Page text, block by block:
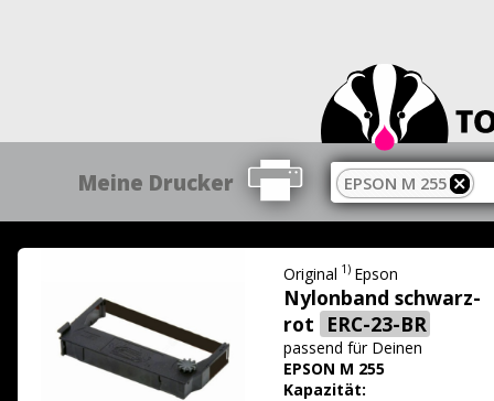
Meine Drucker EPSON M 255
Original 1) Epson
Nylonband schwarz-
rot ERC-23-BR
passend für Deinen
EPSON M 255
Kapazität: